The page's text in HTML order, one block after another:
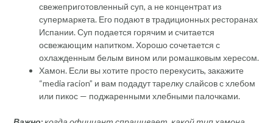
свежеприготовленный суп, а не концентрат из
супермаркета. Его подают в традиционных ресторанах
Испании. Суп подается горячим и считается
освежающим напитком. Хорошо сочетается с
охлажденным белым вином или ромашковым хересом.
Хамон. Если вы хотите просто перекусить, закажите
“media racion” и вам подадут тарелку слайсов с хлебом
или пикос — поджаренными хлебными палочками.